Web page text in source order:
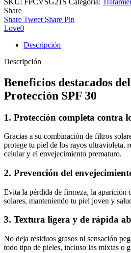
Share
Share Tweet Share Pin
Love0
Descripción
Descripción
Beneficios destacados
Protección SPF 30
1. Protección completa contra
Gracias a su combinación de filtros
protege tu piel de los rayos ultravioleta,
celular y el envejecimiento prematuro.
2. Prevención del
Evita la pérdida de firmeza, la aparición
solares, manteniendo tu piel joven y
3. Textura ligera y de rápida
No deja residuos grasos ni sensación
todo tipo de pieles, incluso las mixtas o